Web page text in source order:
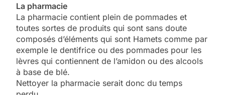
La pharmacie
La pharmacie contient plein de pommades et
toutes sortes de produits qui sont sans doute
composés d’éléments qui sont Hamets comme par
exemple le dentifrice ou des pommades pour les
lèvres qui contiennent de l’amidon ou des alcools
à base de blé.
Nettoyer la pharmacie serait donc du temps